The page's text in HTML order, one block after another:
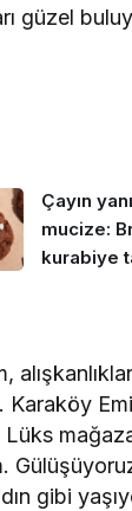
güzel
Çayın
mucize:
kurabiye
Lüks
gibi